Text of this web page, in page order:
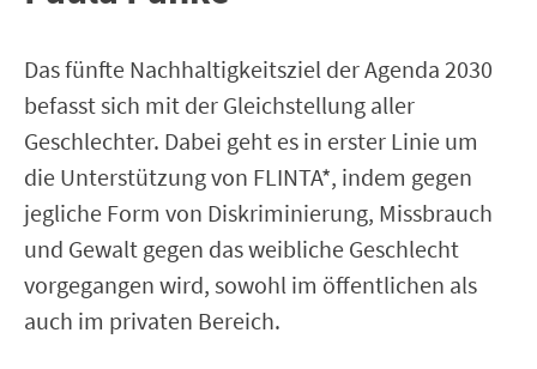
Das fünfte Nachhaltigkeitsziel der Agenda 2030
befasst sich mit der Gleichstellung aller
Geschlechter. Dabei geht es in erster Linie um
die Unterstützung von FLINTA*, indem gegen
jegliche Form von Diskriminierung, Missbrauch
und Gewalt gegen das weibliche Geschlecht
vorgegangen wird, sowohl im öffentlichen als
auch im privaten Bereich.